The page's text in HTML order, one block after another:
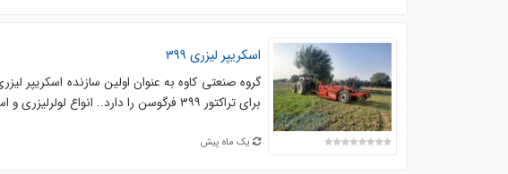
اسکریپر لیزری ۳۹۹
گروه صنعتی کاوه به عنوان اولین سازنده اسکریپر
برای تراکتور ۳۹۹ فرگوسن را دارد.. انواع لولرلیزری و اسکریپر لیزری و ماله لیزری برای ...
یک ماه پیش